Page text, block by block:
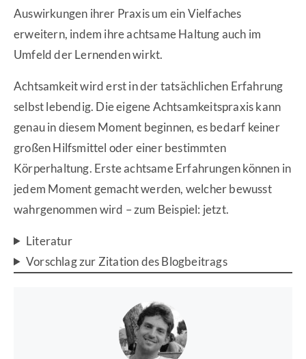
Auswirkungen ihrer Praxis um ein Vielfaches
erweitern, indem ihre achtsame Haltung auch im
Umfeld der Lernenden wirkt.
Achtsamkeit wird erst in der tatsächlichen Erfahrung
selbst lebendig. Die eigene Achtsamkeitspraxis kann
genau in diesem Moment beginnen, es bedarf keiner
großen Hilfsmittel oder einer bestimmten
Körperhaltung. Erste achtsame Erfahrungen können in
jedem Moment gemacht werden, welcher bewusst
wahrgenommen wird – zum Beispiel: jetzt.
Literatur
Vorschlag zur Zitation des Blogbeitrags